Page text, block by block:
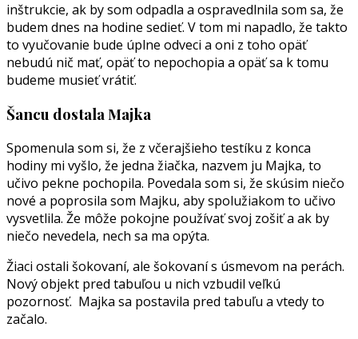
inštrukcie, ak by som odpadla a ospravedlnila som sa, že
budem dnes na hodine sedieť. V tom mi napadlo, že takto
to vyučovanie bude úplne odveci a oni z toho opäť
nebudú nič mať, opäť to nepochopia a opäť sa k tomu
budeme musieť vrátiť.
Šancu dostala Majka
Spomenula som si, že z včerajšieho testíku z konca
hodiny mi vyšlo, že jedna žiačka, nazvem ju Majka, to
učivo pekne pochopila. Povedala som si, že skúsim niečo
nové a poprosila som Majku, aby spolužiakom to učivo
vysvetlila. Že môže pokojne používať svoj zošiť a ak by
niečo nevedela, nech sa ma opýta.
Žiaci ostali šokovaní, ale šokovaní s úsmevom na perách.
Nový objekt pred tabuľou u nich vzbudil veľkú
pozornosť. Majka sa postavila pred tabuľu a vtedy to
začalo.